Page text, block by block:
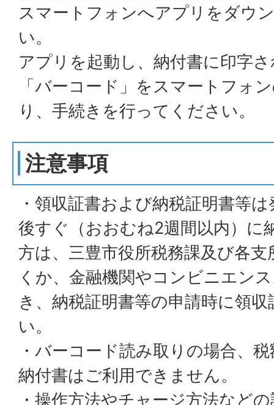
スマートフォンへアプリをダウ
い。
アプリを起動し、納付書に印字
「バーコード」をスマートフォ
り、手続きを行ってください。
注意事項
・領収証書および納税証明書等
後すぐ（おおむね2週間以内）に
方は、三豊市役所税務課及び各
くか、金融機関やコンビニエン
き、納税証明書等の申請時に領
い。
・バーコード読み取りの場合、
納付書はご利用できません。
・操作方法やチャージ方法など